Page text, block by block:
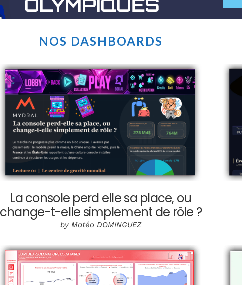
NOS DASHBOARDS
La console perd elle sa place, ou
change-t-elle simplement de rôle ?
by Matéo DOMINGUEZ